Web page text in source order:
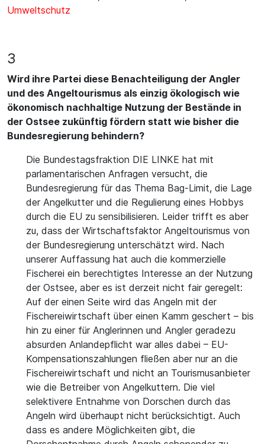
Umweltschutz
3
Wird ihre Partei diese Benachteiligung der Angler
und des Angeltourismus als einzig ökologisch wie
ökonomisch nachhaltige Nutzung der Bestände in
der Ostsee zukünftig fördern statt wie bisher die
Bundesregierung behindern?
Die Bundestagsfraktion DIE LINKE hat mit
parlamentarischen Anfragen versucht, die
Bundesregierung für das Thema Bag-Limit, die Lage
der Angelkutter und die Regulierung eines Hobbys
durch die EU zu sensibilisieren. Leider trifft es aber
zu, dass der Wirtschaftsfaktor Angeltourismus von
der Bundesregierung unterschätzt wird. Nach
unserer Auffassung hat auch die kommerzielle
Fischerei ein berechtigtes Interesse an der Nutzung
der Ostsee, aber es ist derzeit nicht fair geregelt:
Auf der einen Seite wird das Angeln mit der
Fischereiwirtschaft über einen Kamm geschert – bis
hin zu einer für Anglerinnen und Angler geradezu
absurden Anlandepflicht war alles dabei – EU-
Kompensationszahlungen fließen aber nur an die
Fischereiwirtschaft und nicht an Tourismusanbieter
wie die Betreiber von Angelkuttern. Die viel
selektivere Entnahme von Dorschen durch das
Angeln wird überhaupt nicht berücksichtigt. Auch
dass es andere Möglichkeiten gibt, die